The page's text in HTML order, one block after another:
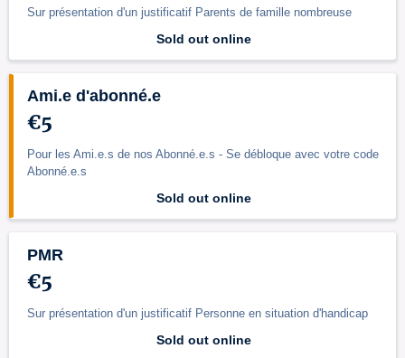
Sur présentation d'un justificatif Parents de famille nombreuse
Sold out online
Ami.e d'abonné.e
€5
Pour les Ami.e.s de nos Abonné.e.s - Se débloque avec votre code
Abonné.e.s
Sold out online
PMR
€5
Sur présentation d'un justificatif Personne en situation d'handicap
Sold out online